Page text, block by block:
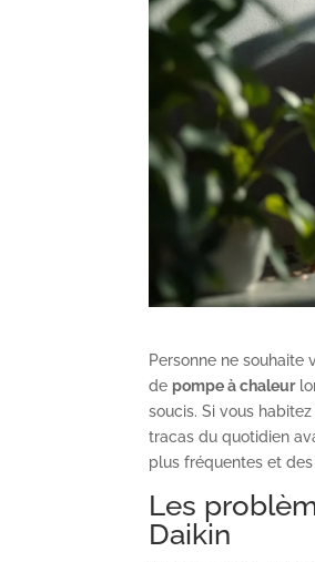
Personne ne souhaite
de pompe à chaleur
soucis. Si vous
tracas du quotidien
plus fréquentes et
Les
Daikin